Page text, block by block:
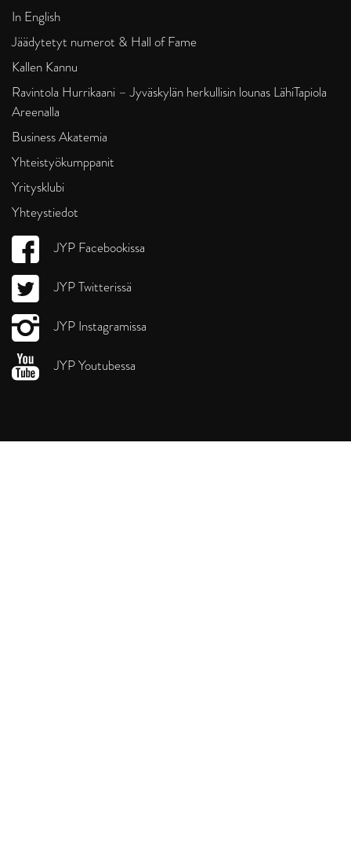
In English
Jäädytetyt numerot & Hall of Fame
Kallen Kannu
Ravintola Hurrikaani – Jyväskylän herkullisin lounas LähiTapiola
Areenalla
Business Akatemia
Yhteistyökumppanit
Yritysklubi
Yhteystiedot
JYP Facebookissa
JYP Twitterissä
JYP Instagramissa
JYP Youtubessa